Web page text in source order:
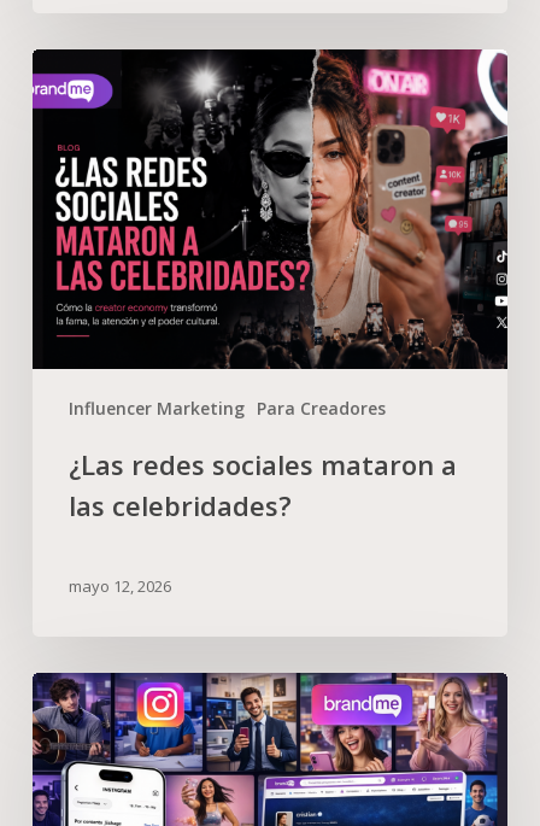
Influencer Marketing Para Creadores
¿Las redes sociales mataron a
las celebridades?
mayo 12, 2026